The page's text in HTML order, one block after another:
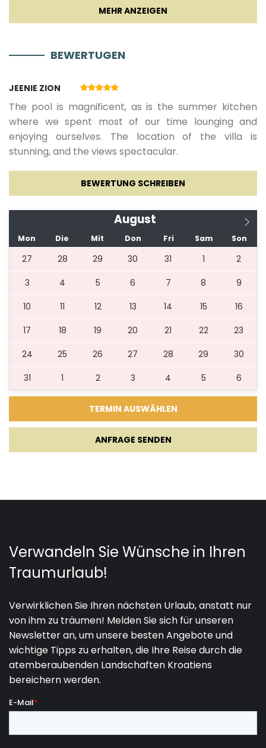
BEWERTUGEN
JEENIE ZION
The pool is magnificent, as is the summer kitchen
where we spent most of our time lounging and
enjoying ourselves. The location of the villa is
stunning, and the views spectacular.
BEWERTUNG SCHREIBEN
August
Mon Die Mit Don Fri Sam Son
27 28 29 30 31 1
2
3
4 5 6 7 8
9
10
11 12 13 14 15
16
17
18 19 20 21 22
23
24
25 26 27 28 29
30
31
1 2 3 4 5 6
ANFRAGE SENDEN